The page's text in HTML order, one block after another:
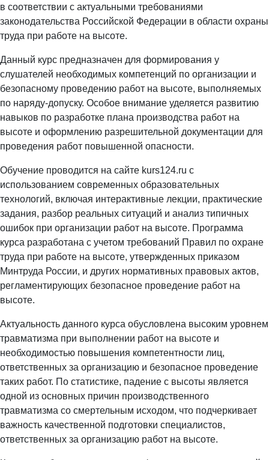
в соответствии с актуальными требованиями
законодательства Российской Федерации в области охраны
труда при работе на высоте.
Данный курс предназначен для формирования у
слушателей необходимых компетенций по организации и
безопасному проведению работ на высоте, выполняемых
по наряду-допуску. Особое внимание уделяется развитию
навыков по разработке плана производства работ на
высоте и оформлению разрешительной документации для
проведения работ повышенной опасности.
Обучение проводится на сайте kurs124.ru с
использованием современных образовательных
технологий, включая интерактивные лекции, практические
задания, разбор реальных ситуаций и анализ типичных
ошибок при организации работ на высоте. Программа
курса разработана с учетом требований Правил по охране
труда при работе на высоте, утвержденных приказом
Минтруда России, и других нормативных правовых актов,
регламентирующих безопасное проведение работ на
высоте.
Актуальность данного курса обусловлена высоким уровнем
травматизма при выполнении работ на высоте и
необходимостью повышения компетентности лиц,
ответственных за организацию и безопасное проведение
таких работ. По статистике, падение с высоты является
одной из основных причин производственного
травматизма со смертельным исходом, что подчеркивает
важность качественной подготовки специалистов,
ответственных за организацию работ на высоте.